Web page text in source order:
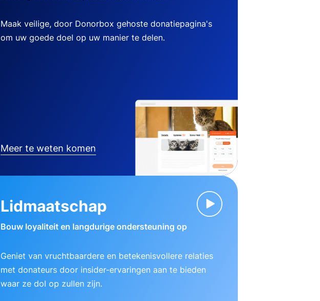
Maak veilige, door Donorbox gehoste donatiepagina's
om uw goede doel op uw manier te delen.
Meer te weten komen
Lidmaatschap
Bouw loyaliteit en langdurige ondersteuning op
Geniet van vruchtbaardere en betekenisvollere relaties
met donateurs door insider-ervaringen aan te bieden
waar ze dol op zullen zijn.